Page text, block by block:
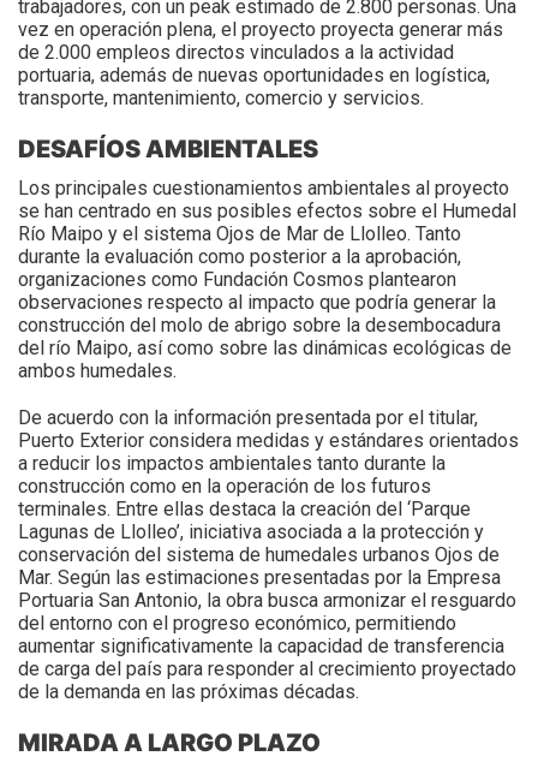
trabajadores, con un peak estimado de 2.800 personas. Una
vez en operación plena, el proyecto proyecta generar más
de 2.000 empleos directos vinculados a la actividad
portuaria, además de nuevas oportunidades en logística,
transporte, mantenimiento, comercio y servicios.
DESAFÍOS AMBIENTALES
Los principales cuestionamientos ambientales al proyecto
se han centrado en sus posibles efectos sobre el Humedal
Río Maipo y el sistema Ojos de Mar de Llolleo. Tanto
durante la evaluación como posterior a la aprobación,
organizaciones como Fundación Cosmos plantearon
observaciones respecto al impacto que podría generar la
construcción del molo de abrigo sobre la desembocadura
del río Maipo, así como sobre las dinámicas ecológicas de
ambos humedales.
De acuerdo con la información presentada por el titular,
Puerto Exterior considera medidas y estándares orientados
a reducir los impactos ambientales tanto durante la
construcción como en la operación de los futuros
terminales. Entre ellas destaca la creación del ‘Parque
Lagunas de Llolleo’, iniciativa asociada a la protección y
conservación del sistema de humedales urbanos Ojos de
Mar. Según las estimaciones presentadas por la Empresa
Portuaria San Antonio, la obra busca armonizar el resguardo
del entorno con el progreso económico, permitiendo
aumentar significativamente la capacidad de transferencia
de carga del país para responder al crecimiento proyectado
de la demanda en las próximas décadas.
MIRADA A LARGO PLAZO